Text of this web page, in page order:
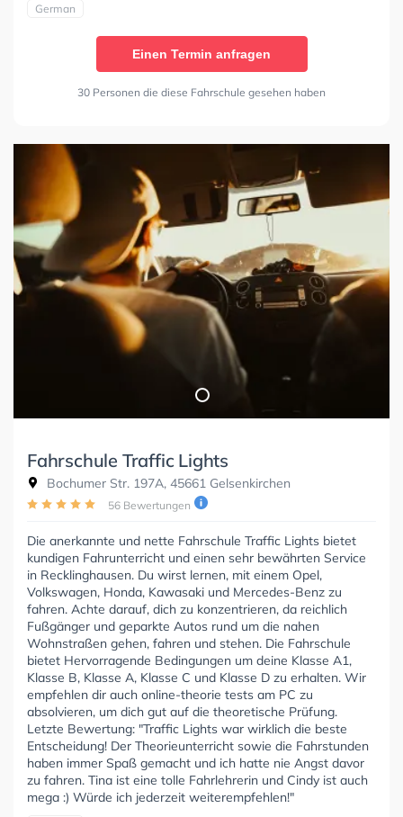
German
Einen Termin anfragen
30 Personen die diese Fahrschule gesehen haben
Fahrschule Traffic Lights
Bochumer Str. 197A, 45661 Gelsenkirchen
56 Bewertungen
Die anerkannte und nette Fahrschule Traffic Lights bietet
kundigen Fahrunterricht und einen sehr bewährten Service
in Recklinghausen. Du wirst lernen, mit einem Opel,
Volkswagen, Honda, Kawasaki und Mercedes-Benz zu
fahren. Achte darauf, dich zu konzentrieren, da reichlich
Fußgänger und geparkte Autos rund um die nahen
Wohnstraßen gehen, fahren und stehen. Die Fahrschule
bietet Hervorragende Bedingungen um deine Klasse A1,
Klasse B, Klasse A, Klasse C und Klasse D zu erhalten. Wir
empfehlen dir auch online-theorie tests am PC zu
absolvieren, um dich gut auf die theoretische Prüfung.
Letzte Bewertung: "Traffic Lights war wirklich die beste
Entscheidung! Der Theorieunterricht sowie die Fahrstunden
haben immer Spaß gemacht und ich hatte nie Angst davor
zu fahren. Tina ist eine tolle Fahrlehrerin und Cindy ist auch
mega :) Würde ich jederzeit weiterempfehlen!"